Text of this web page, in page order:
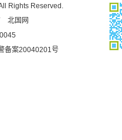
Rights Reserved.
北国网
备案20040201号